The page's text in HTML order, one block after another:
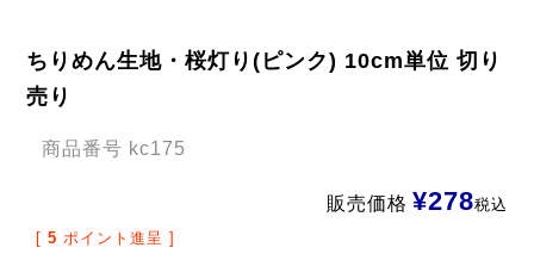
ちりめん生地・桜灯り(ピンク) 10cm単位 切り
売り
商品番号 kc175
販売価格 ¥278税込
[ 5 ポイント進呈 ]